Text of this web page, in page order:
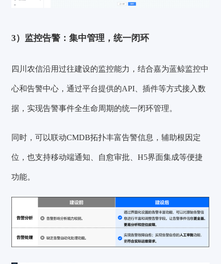
3）监控告警：集中管理，统一闭环
四川农信沿用过往建设的监控能力，结合嘉为蓝鲸监控中
心和告警中心，通过平台提供的API、插件等方式接入数
据，实现告警事件全生命周期的统一闭环管理。
同时，可以联动CMDB拓扑丰富告警信息，辅助根因定
位，也支持移动端通知、自愈审批、H5界面集成等便捷
功能。